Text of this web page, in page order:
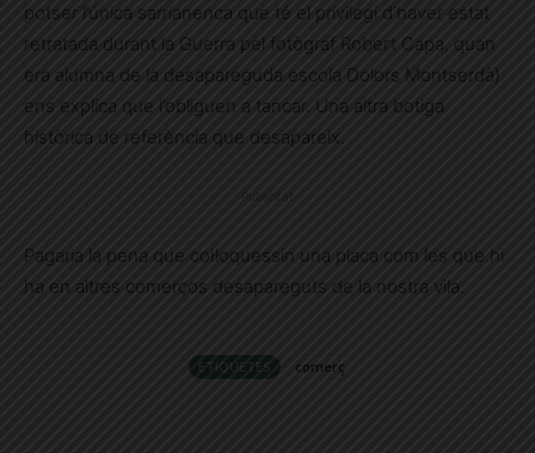
potser l’única sarrianenca que té el privilegi d’haver estat
retratada durant la Guerra pel fotògraf Robert Capa, quan
era alumna de la desapareguda escola Dolors Montserdà)
ens explica que l’obliguen a tancar. Una altra botiga
històrica de referència que desapareix.
Pagaria la pena que col·loquessin una placa com les que hi
ha en altres comerços desapareguts de la nostra vila.
ETIQUETES comerç